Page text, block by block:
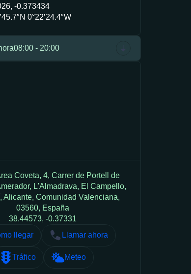
-0.373434
0°22’24.4″W
08:00 - 20:00
Coveta, 4, Carrer de Portell de
L'Almadrava, El Campello,
Alicante, Comunidad Valenciana,
03560, España
38.44573, -0.37331
llegar
Llamar ahora
Tráfico Meteo